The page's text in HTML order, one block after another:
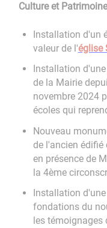
Culture et
Installation d'un
valeur de l'église
Installation d'une
de la Mairie
novembre 2024
écoles qui
Nouveau
de l'ancien édifié
en présence de
la 4ème
Installation
fondations du
les